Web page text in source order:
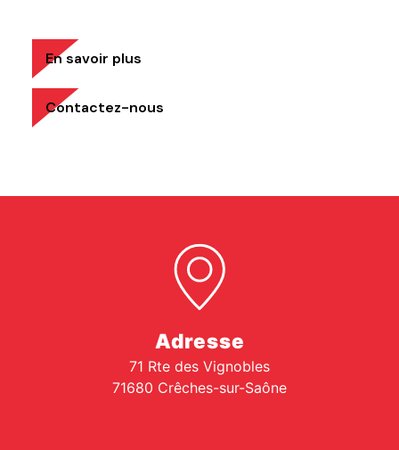
En savoir plus
Contactez-nous
Adresse
71 Rte des Vignobles
71680 Crêches-sur-Saône